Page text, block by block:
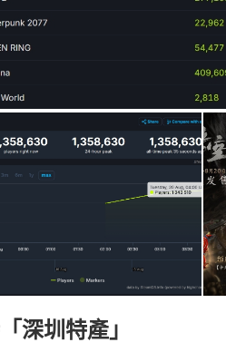
深圳特產」